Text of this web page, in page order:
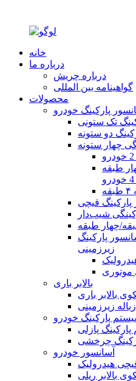
خانه
درباره ما
درباره چریش
گواهینامه بین المللی
محصولات
پارکینگ خودرو
تک ستونی
دو ستونه
چهار ستونه
طبقه
پارکینگ قیچی
شیب‌دار
چهار طبقه
پارکینگ
زیرزمینی
موتوری
بالابر باری
بالابر باری
زیرزمینی
پارکینگ خودرو
پازلی
چرخشی
آسانسور خودرو
هیدرولیک
بالابر ریلی